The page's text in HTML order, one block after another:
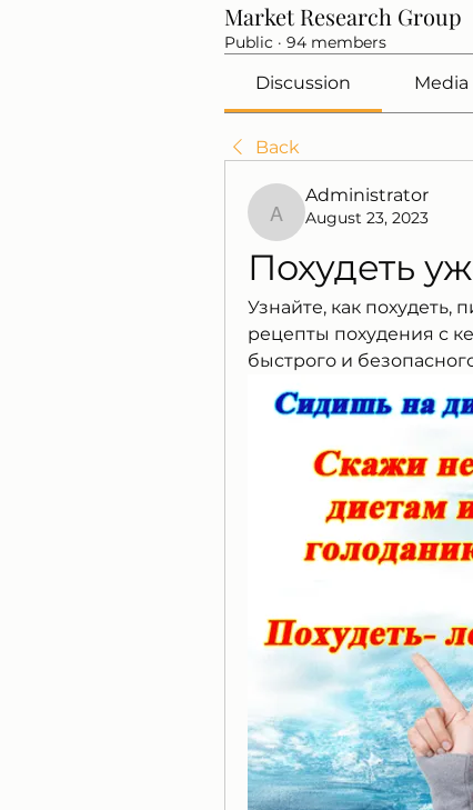
Market Research Group
Public · 94 members
Discussion Media
Back
Administrator
Administrator
August 23, 2023
Похудеть
Узнайте, как
рецепты похудения с
быстрого и